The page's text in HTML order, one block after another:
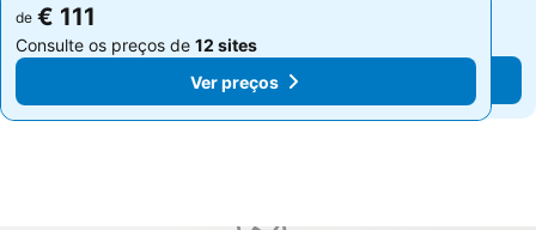
de € 111
Consulte os preços de 12 sites
Ver preços
de € 111
Consulte os preços de 12 sites
Ver preços